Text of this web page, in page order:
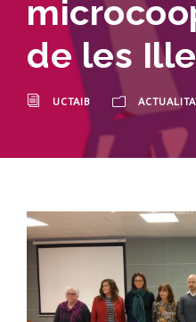
de les
UCTAIB